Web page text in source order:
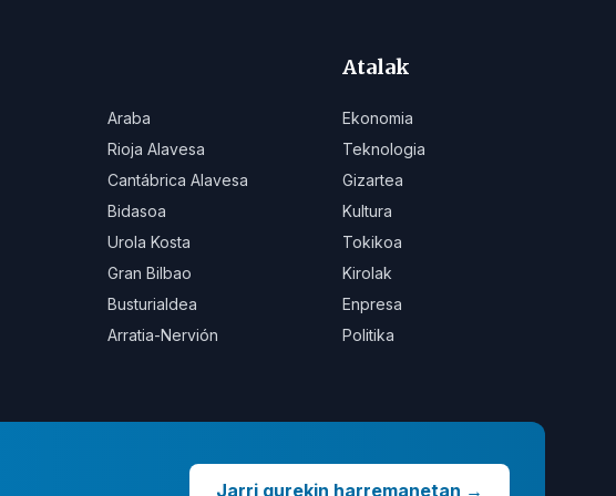
Araba
Rioja Alavesa
Cantábrica Alavesa
Bidasoa
Urola Kosta
Gran Bilbao
Busturialdea
Arratia-Nervión
Atalak
Ekonomia
Teknologia
Gizartea
Kultura
Tokikoa
Kirolak
Enpresa
Politika
Jarri gurekin harremanetan →